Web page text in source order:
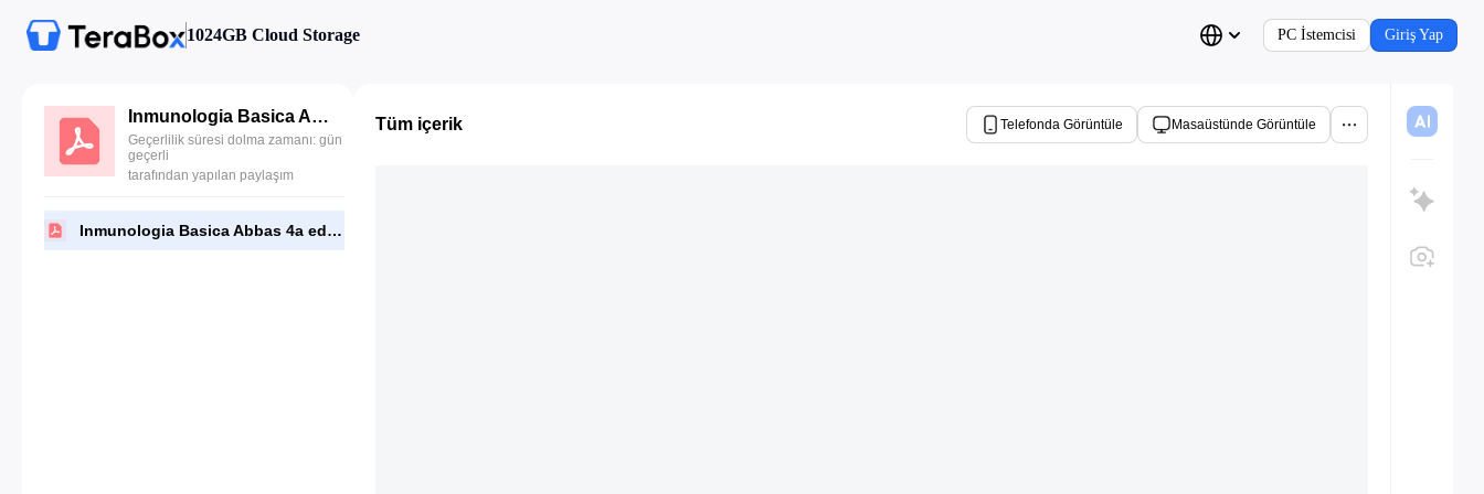
1024GB Cloud Storage PC İstemcisi Giriş Yap
Inmunologia Basica Abbas 4a ed.pdf
Geçerlilik süresi dolma zamanı: gün
geçerli
tarafından yapılan paylaşım
Inmunologia Basica Abbas 4a ed.pdf
Tüm içerik Telefonda Görüntüle Masaüstünde Görüntüle